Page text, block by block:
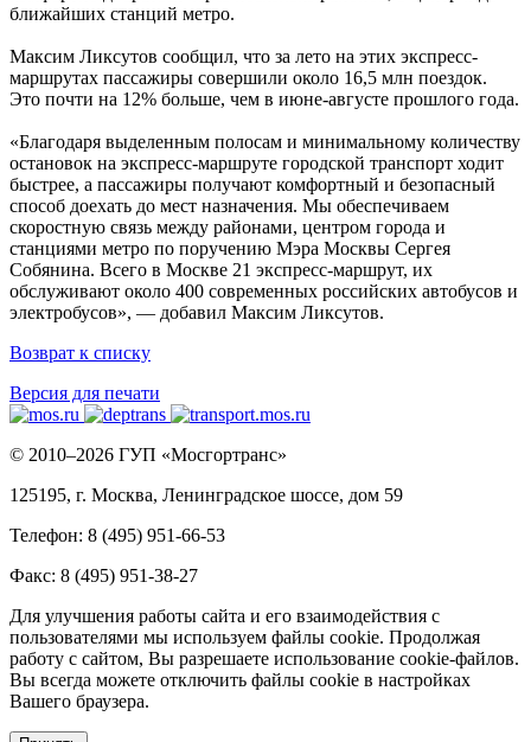
ближайших станций метро.
Максим Ликсутов сообщил, что за лето на этих экспресс-
маршрутах пассажиры совершили около 16,5 млн поездок.
Это почти на 12% больше, чем в июне-августе прошлого года.
«Благодаря выделенным полосам и минимальному количеству
остановок на экспресс-маршруте городской транспорт ходит
быстрее, а пассажиры получают комфортный и безопасный
способ доехать до мест назначения. Мы обеспечиваем
скоростную связь между районами, центром города и
станциями метро по поручению Мэра Москвы Сергея
Собянина. Всего в Москве 21 экспресс-маршрут, их
обслуживают около 400 современных российских автобусов и
электробусов», — добавил Максим Ликсутов.
Возврат к списку
Версия для печати
© 2010–2026 ГУП «Мосгортранс»
125195, г. Москва, Ленинградское шоссе, дом 59
Телефон: 8 (495) 951-66-53
Факс: 8 (495) 951-38-27
Для улучшения работы сайта и его взаимодействия с
пользователями мы используем файлы cookie. Продолжая
работу с сайтом, Вы разрешаете использование cookie-файлов.
Вы всегда можете отключить файлы cookie в настройках
Вашего браузера.